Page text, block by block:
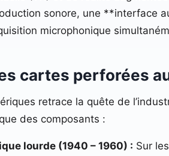
sonore, une **interface
microphonique
cartes perforées
retrace la quête de
des composants :
lourde (1940 – 1960) : Sur